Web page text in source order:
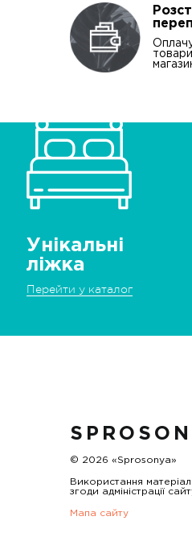
Унікальні
ліжка
Перейти у каталог
© 2026 «Sprosonya»
Використання
згоди адміністрації
Мапа сайту